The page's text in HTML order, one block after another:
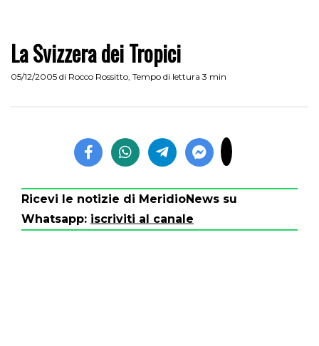
La Svizzera dei Tropici
05/12/2005 di Rocco Rossitto, Tempo di lettura 3 min
Ricevi le notizie di MeridioNews su
Whatsapp: iscriviti al canale